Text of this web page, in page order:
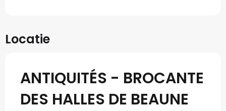
Locatie
ANTIQUITÉS - BROCANTE
DES HALLES DE BEAUNE